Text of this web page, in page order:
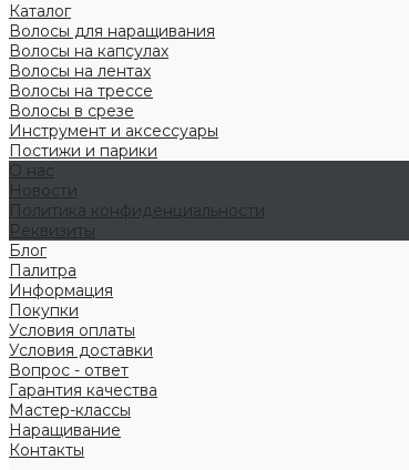
Каталог
Волосы для наращивания
Волосы на капсулах
Волосы на лентах
Волосы на трессе
Волосы в срезе
Инструмент и аксессуары
Постижи и парики
О нас
Новости
Политика конфиденциальности
Реквизиты
Блог
Палитра
Информация
Покупки
Условия оплаты
Условия доставки
Вопрос - ответ
Гарантия качества
Мастер-классы
Наращивание
Контакты